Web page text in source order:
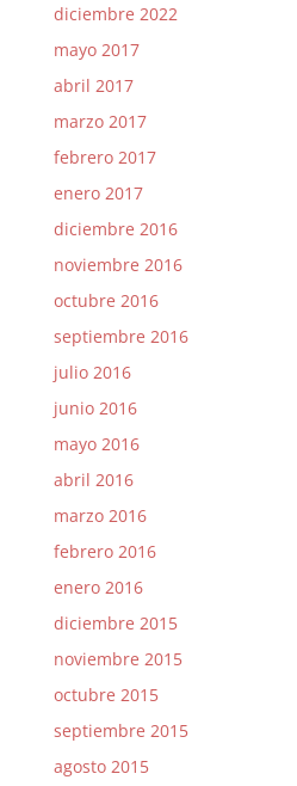
diciembre 2022
mayo 2017
abril 2017
marzo 2017
febrero 2017
enero 2017
diciembre 2016
noviembre 2016
octubre 2016
septiembre 2016
julio 2016
junio 2016
mayo 2016
abril 2016
marzo 2016
febrero 2016
enero 2016
diciembre 2015
noviembre 2015
octubre 2015
septiembre 2015
agosto 2015